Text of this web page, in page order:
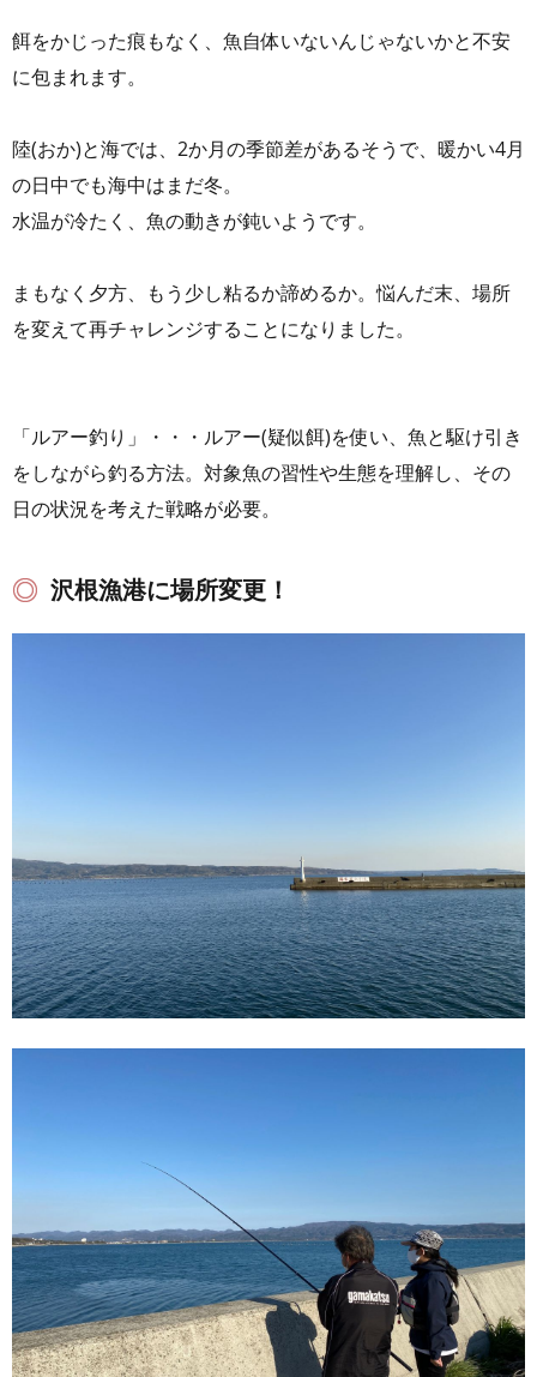
餌をかじった痕もなく、魚自体いないんじゃないかと不安
に包まれます。
陸(おか)と海では、2か月の季節差があるそうで、暖かい4月
の日中でも海中はまだ冬。
水温が冷たく、魚の動きが鈍いようです。
まもなく夕方、もう少し粘るか諦めるか。悩んだ末、場所
を変えて再チャレンジすることになりました。
「ルアー釣り」・・・ルアー(疑似餌)を使い、魚と駆け引き
をしながら釣る方法。対象魚の習性や生態を理解し、その
日の状況を考えた戦略が必要。
沢根漁港に場所変更！